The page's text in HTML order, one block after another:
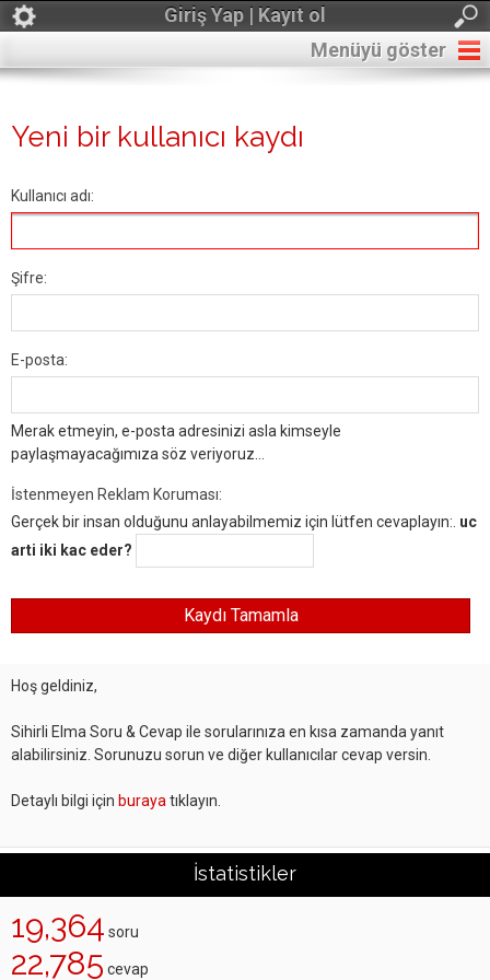
Giriş Yap | Kayıt ol
Menüyü göster
Yeni bir kullanıcı kaydı
Kullanıcı adı:
Şifre:
E-posta:
Merak etmeyin, e-posta adresinizi asla kimseyle
paylaşmayacağımıza söz veriyoruz...
İstenmeyen Reklam Koruması:
Gerçek bir insan olduğunu anlayabilmemiz için lütfen cevaplayın:. uc
arti iki kac eder?
Hoş geldiniz,
Sihirli Elma Soru & Cevap ile sorularınıza en kısa zamanda yanıt
alabilirsiniz. Sorunuzu sorun ve diğer kullanıcılar cevap versin.
Detaylı bilgi için buraya tıklayın.
İstatistikler
19,364 soru
22,785 cevap